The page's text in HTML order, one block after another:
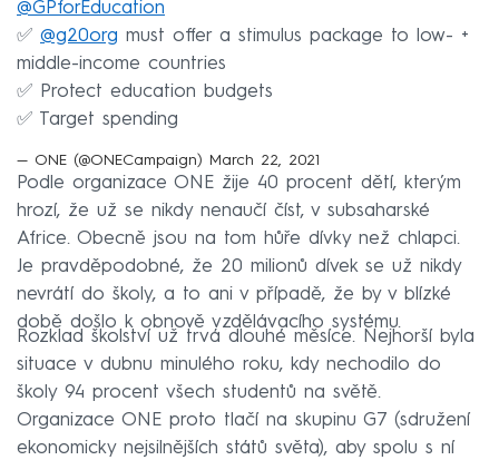
@GPforEducation
✅ @g20org must offer a stimulus package to low- +
middle-income countries
✅ Protect education budgets
✅ Target spending
— ONE (@ONECampaign) March 22, 2021
Podle organizace ONE žije 40 procent dětí, kterým
hrozí, že už se nikdy nenaučí číst, v subsaharské
Africe. Obecně jsou na tom hůře dívky než chlapci.
Je pravděpodobné, že 20 milionů dívek se už nikdy
nevrátí do školy, a to ani v případě, že by v blízké
době došlo k obnově vzdělávacího systému.
Rozklad školství už trvá dlouhé měsíce. Nejhorší byla
situace v dubnu minulého roku, kdy nechodilo do
školy 94 procent všech studentů na světě.
Organizace ONE proto tlačí na skupinu G7 (sdružení
ekonomicky nejsilnějších států světa), aby spolu s ní